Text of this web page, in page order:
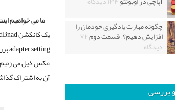
ما می خواهیم
آن به اشتراک
چگونه مهارت یادگیری خودمان را
افزایش دهیم؟ – قسمت دوم۷۲
دیدگاه
بررسی